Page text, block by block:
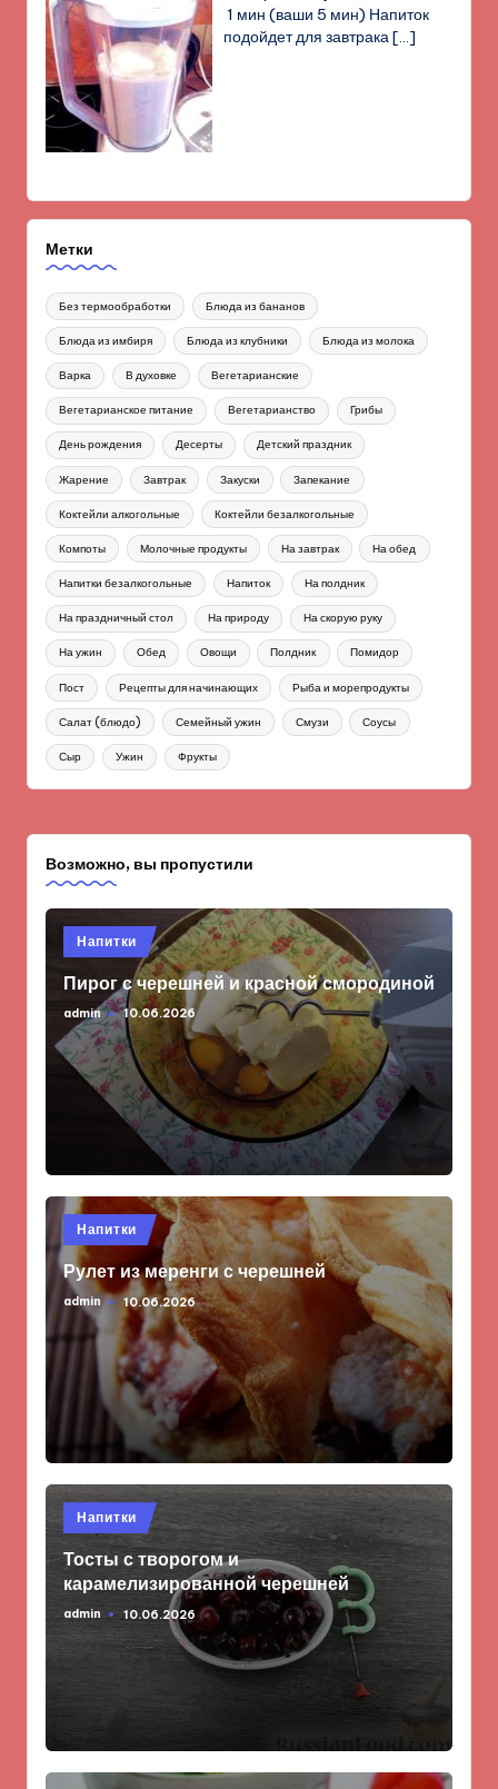
1 мин (ваши 5 мин) Напиток
подойдет для завтрака[…]
Метки
Без термообработки Блюда из бананов
Блюда из имбиря Блюда из клубники Блюда из молока
Варка В духовке Вегетарианские
Вегетарианское питание Вегетарианство Грибы
День рождения Десерты Детский праздник
Жарение Завтрак Закуски Запекание
Коктейли алкогольные Коктейли безалкогольные
Компоты Молочные продукты На завтрак На обед
Напитки безалкогольные Напиток На полдник
На праздничный стол На природу На скорую руку
На ужин Обед Овощи Полдник Помидор
Пост Рецепты для начинающих Рыба и морепродукты
Салат (блюдо) Семейный ужин Смузи Соусы
Сыр Ужин Фрукты
Возможно, вы пропустили
Опубликовано
в
Напитки
Пирог с черешней и красной смородиной
Запись
от
admin 10.06.2026
Опубликовано
в
Напитки
Рулет из меренги с черешней
Запись
admin 10.06.2026
Опубликовано
в
Напитки
Тосты с творогом и
карамелизированной черешней
Запись
admin 10.06.2026